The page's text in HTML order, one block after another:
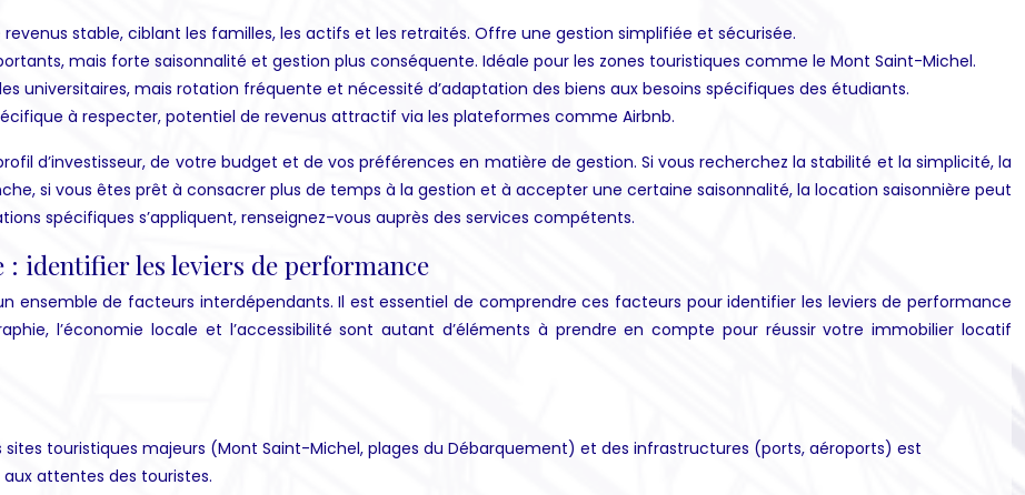
stable, ciblant les familles, les actifs et les retraités. Offre une gestion simplifiée et sécurisée.
mais forte saisonnalité et gestion plus conséquente. Idéale pour les zones touristiques comme le Mont Saint-Michel.
universitaires, mais rotation fréquente et nécessité d’adaptation des biens aux besoins spécifiques des étudiants.
à respecter, potentiel de revenus attractif via les plateformes comme Airbnb.
d’investisseur, de votre budget et de vos préférences en matière de gestion. Si vous recherchez la stabilité et la simplicité, la
si vous êtes prêt à consacrer plus de temps à la gestion et à accepter une certaine saisonnalité, la location saisonnière peut
spécifiques s’appliquent, renseignez-vous auprès des services compétents.
identifier les leviers de performance
ensemble de facteurs interdépendants. Il est essentiel de comprendre ces facteurs pour identifier les leviers de performance
l’économie locale et l’accessibilité sont autant d’éléments à prendre en compte pour réussir votre immobilier locatif
sites touristiques majeurs (Mont Saint-Michel, plages du Débarquement) et des infrastructures (ports, aéroports) est
attentes des touristes.